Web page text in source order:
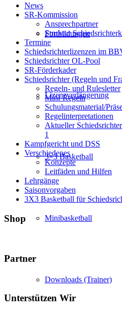
Fortbildungen
Lizenzverlängerung
3×3 Basketball
Minibasketball
Downloads (Trainer)
News
SR-Kommission
Ansprechpartner
Struktur
Termine
Schiedsrichterlizenzen im
Schiedsrichter OL-Pool
SR-Förderkader
Schiedsrichter (Regeln und
Regeln- und Rulesletter
Mini-Regeln
Schulungsmaterial/
Regelinterpretationen
Aktueller
1
Kampfgericht und DSS
Verschiedenes
Konzepte
Leitfäden und Hilfen
Lehrgänge
Saisonvorgaben
3X3 Basketball für
Shop
Partner
Unterstützen Wir